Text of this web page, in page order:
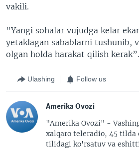
vakili.
"Yangi sohalar vujudga kelar
yetaklagan sabablarni tushunib,
olgan holda harakat qilish kerak”.
Ulashing Follow us
Amerika Ovozi
"Amerika Ovozi" -
xalqaro teleradio, 45 tilda
tilidagi ko'rsatuv va